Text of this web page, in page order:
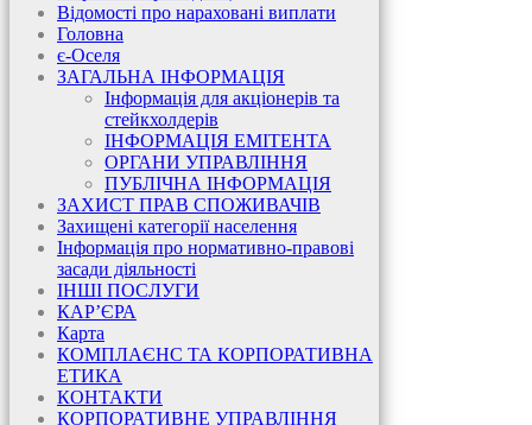
Відомості про нараховані виплати
Головна
є-Оселя
ЗАГАЛЬНА ІНФОРМАЦІЯ
Інформація для акціонерів та
стейкхолдерів
ІНФОРМАЦІЯ ЕМІТЕНТА
ОРГАНИ УПРАВЛІННЯ
ПУБЛІЧНА ІНФОРМАЦІЯ
ЗАХИСТ ПРАВ СПОЖИВАЧІВ
Захищені категорії населення
Інформація про нормативно-правові
засади діяльності
ІНШІ ПОСЛУГИ
КАР’ЄРА
Карта
КОМПЛАЄНС ТА КОРПОРАТИВНА
ЕТИКА
КОНТАКТИ
КОРПОРАТИВНЕ УПРАВЛІННЯ